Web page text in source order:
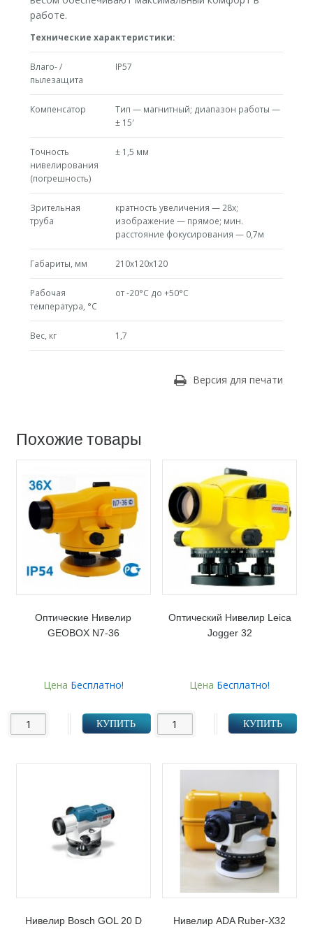
работе.
Технические характеристики:
Влаго- /
пылезащита
IP57
Компенсатор
Тип — магнитный; диапазон работы —
± 15′
Точность
нивелирования
(погрешность)
± 1,5 мм
Зрительная
труба
кратность увеличения — 28х;
изображение — прямое; мин.
расстояние фокусирования — 0,7м
Габариты, мм 210х120х120
Рабочая
температура, °С
от -20°C до +50°C
Вес, кг 1,7
Версия для печати
Похожие товары
Оптические Нивелир
GEOBOX N7-36
Цена Бесплатно!
КУПИТЬ
Оптический Нивелир Leica
Jogger 32
Цена Бесплатно!
КУПИТЬ
Нивелир Bosch GOL 20 D
Нивелир ADA Ruber-Х32